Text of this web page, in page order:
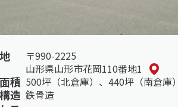
〒990-2225
山形県山形市花岡110番地1
積 500坪（北倉庫）、440坪（南倉庫
造 鉄骨造